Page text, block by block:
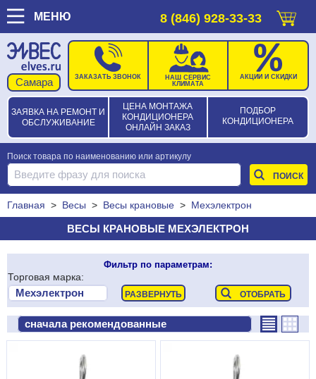
МЕНЮ 8 (846) 928-33-33
ЗАЯВКА НА РЕМОНТ И
ОБСЛУЖИВАНИЕ
ЦЕНА МОНТАЖА
КОНДИЦИОНЕРА
ОНЛАЙН ЗАКАЗ
ПОДБОР
КОНДИЦИОНЕРА
ЗАКАЗАТЬ ЗВОНОК
НАШ СЕРВИС
КЛИМАТА
АКЦИИ И СКИДКИ
Поиск товара по наименованию или артикулу
Главная > Весы > Весы крановые > Мехэлектрон
ВЕСЫ КРАНОВЫЕ МЕХЭЛЕКТРОН
Фильтр по параметрам:
Торговая марка: